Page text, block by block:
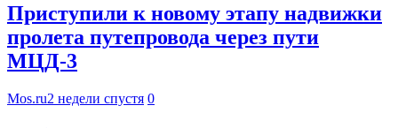
Приступили к новому этапу надвижки
пролета путепровода через пути
МЦД-3
Mos.ru2 недели спустя 0